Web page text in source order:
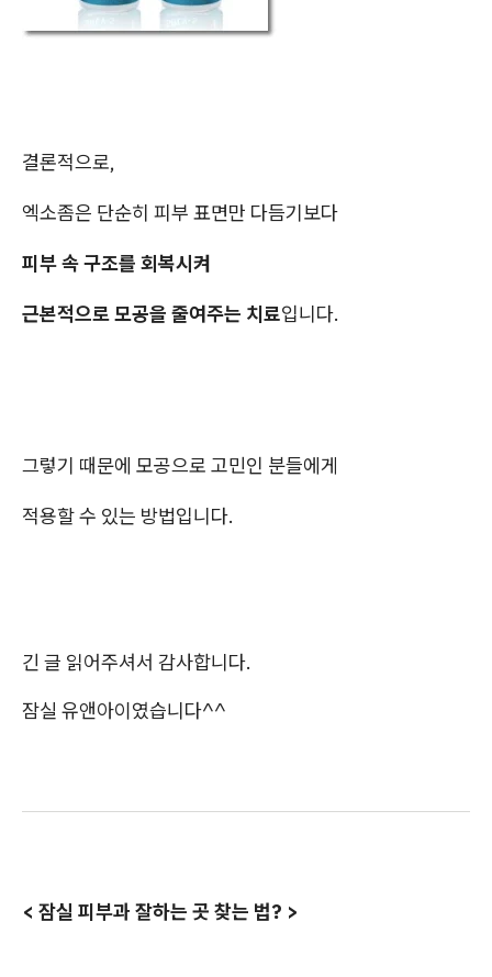
결론적으로,
엑소좀은 단순히 피부 표면만 다듬기보다
피부 속 구조를 회복시켜
근본적으로 모공을 줄여주는 치료입니다.
그렇기 때문에 모공으로 고민인 분들에게
적용할 수 있는 방법입니다.
긴 글 읽어주셔서 감사합니다.
잠실 유앤아이였습니다^^
< 잠실 피부과 잘하는 곳 찾는 법? >